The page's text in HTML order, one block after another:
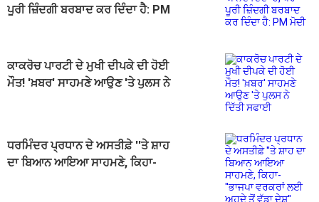
ਪੂਰੀ ਜ਼ਿੰਦਗੀ ਬਰਬਾਦ ਕਰ ਦਿੰਦਾ ਹੈ: PM
ਕਾਕਰੋਚ ਪਾਰਟੀ ਦੇ ਮੁਖੀ ਦੀਪਕੇ ਦੀ ਹੋਈ
ਮੌਤ! 'ਖ਼ਬਰ' ਸਾਹਮਣੇ ਆਉਣ 'ਤੇ ਪੁਲਸ ਨੇ
ਧਰਮਿੰਦਰ ਪ੍ਰਧਾਨ ਦੇ ਅਸਤੀਫ਼ੇ ''ਤੇ ਸ਼ਾਹ
ਦਾ ਬਿਆਨ ਆਇਆ ਸਾਹਮਣੇ, ਕਿਹਾ-